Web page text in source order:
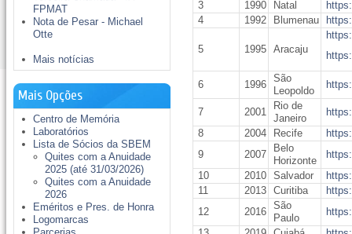
FPMAT
Nota de Pesar - Michael
Otte
Mais notícias
Mais Opções
Centro de Memória
Laboratórios
Lista de Sócios da SBEM
Quites com a Anuidade
2025 (até 31/03/2026)
Quites com a Anuidade
2026
Eméritos e Pres. de Honra
Logomarcas
3
1990 Natal
4
1992 Blumenau
5 1995 Aracaju
6 1996
São
Leopoldo
7 2001
Rio de
Janeiro
8
2004 Recife
9
2007
Belo
Horizonte
10
2010 Salvador
11
2013 Curitiba
12
2016
São
Paulo